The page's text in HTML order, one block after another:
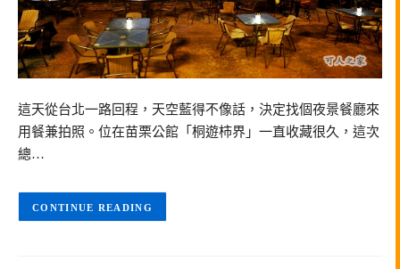
這天從台北一路回程，天空藍得不像話，決定找個夜景餐廳來
用餐兼拍照。位在苗栗公館「桐遊柿界」一直收藏很久，這次
總…
CONTINUE READING